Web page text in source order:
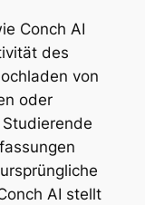
Conch AI
des
von
oder
AI stellt